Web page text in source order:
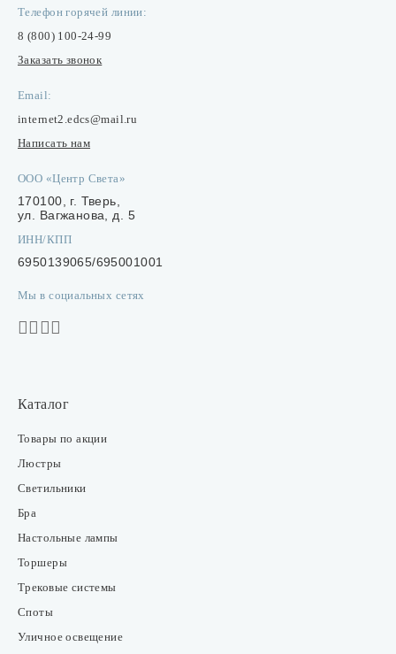
Телефон горячей линии:
8 (800) 100-24-99
Заказать звонок
Email:
internet2.edcs@mail.ru
Написать нам
ООО «Центр Света»
170100, г. Тверь,
ул. Вагжанова, д. 5
ИНН/КПП
6950139065/695001001
Мы в социальных сетях
Каталог
Товары по акции
Люстры
Светильники
Бра
Настольные лампы
Торшеры
Трековые системы
Споты
Уличное освещение